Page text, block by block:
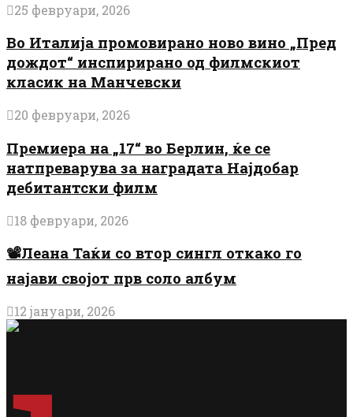
25 февруари, 2026
Во Италија промовирано ново вино „Пред
дождот“ инспирирано од филмскиот
класик на Манчевски
20 февруари, 2026
Премиера на „17“ во Берлин, ќе се
натпреварува за наградата Најдобар
дебитантски филм
18 февруари, 2026
📽️Леана Таќи со втор сингл откако го
најави својот прв соло албум
12 јануари, 2026